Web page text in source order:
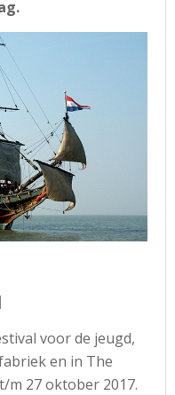
voor de jeugd,
en in The
m 27 oktober 2017.